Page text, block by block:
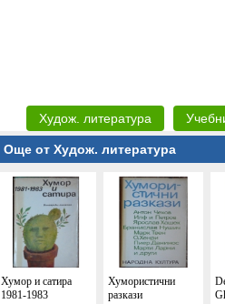
Худож. литература
Още от Худож. литература
Хумор и сатира
1981-1983
Хумористични
разкази